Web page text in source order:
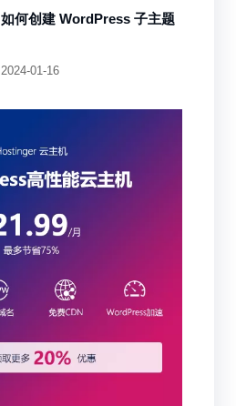
如何创建 WordPress 子主题
2024-01-16